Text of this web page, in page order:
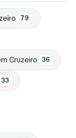
79
Cruzeiro 36
33